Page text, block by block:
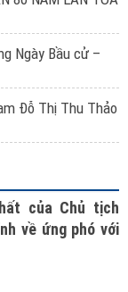
Ngày Bầu cử –
Đỗ Thị Thu Thảo
của Chủ tịch
về ứng phó với